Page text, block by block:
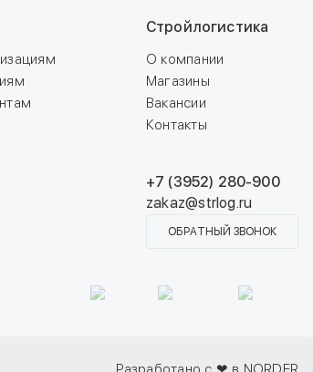
Стройлогистика
О компании
Магазины
Вакансии
Контакты
+7 (3952) 280-900
zakaz@strlog.ru
ОБРАТНЫЙ ЗВОНОК